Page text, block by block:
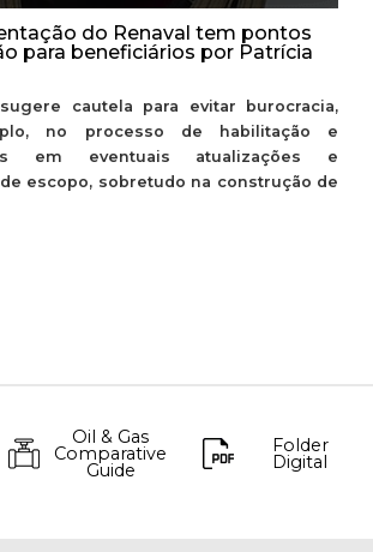
do Renaval tem pontos
para beneficiários por Patrícia
cautela para evitar burocracia,
no processo de habilitação e
em eventuais atualizações e
escopo, sobretudo na construção de
Oil & Gas
Comparative
Guide
Folder
Digital